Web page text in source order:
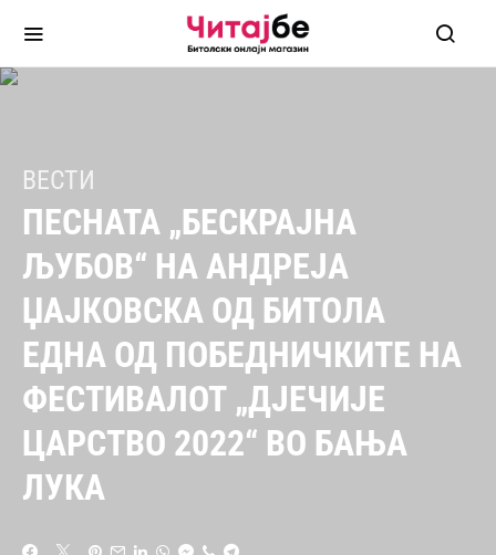
ВЕСТИ
ПЕСНАТА „БЕСКРАЈНА
ЉУБОВ“ НА АНДРЕЈА
ЏАЈКОВСКА ОД БИТОЛА
ЕДНА ОД ПОБЕДНИЧКИТЕ НА
ФЕСТИВАЛОТ „ДЈЕЧИЈЕ
ЦАРСТВО 2022“ ВО БАЊА
ЛУКА